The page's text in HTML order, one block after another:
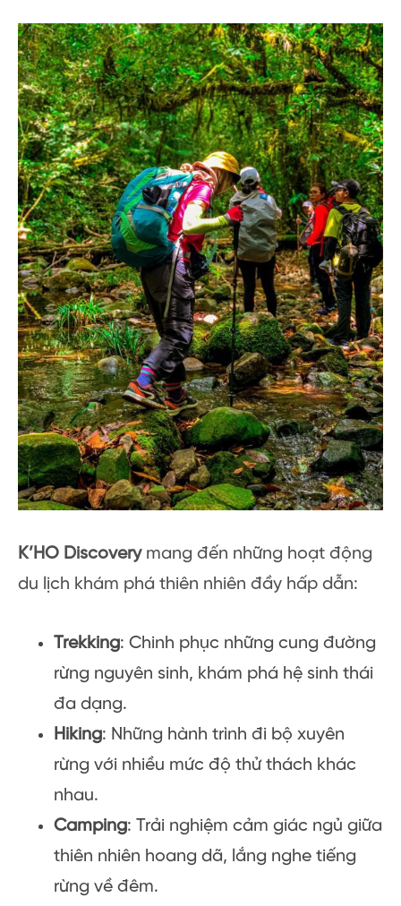
K’HO Discoverymang đến những hoạt động
du lịch khám phá thiên nhiên đầy hấp dẫn:
Trekking: Chinh phục những cung đường
rừng nguyên sinh, khám phá hệ sinh thái
đa dạng.
Hiking: Những hành trình đi bộ xuyên
rừng với nhiều mức độ thử thách khác
nhau.
Camping: Trải nghiệm cảm giác ngủ giữa
thiên nhiên hoang dã, lắng nghe tiếng
rừng về đêm.